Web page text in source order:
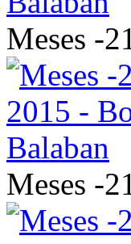
Meses -
Meses -